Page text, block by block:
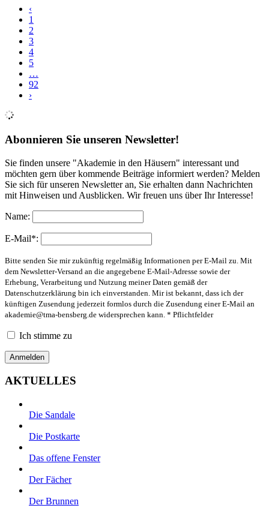
‹
1
2
3
4
5
…
92
›
Abonnieren Sie unseren Newsletter!
Sie finden unsere "Akademie in den Häusern" interessant und
möchten gern über kommende Beiträge informiert werden? Melden
Sie sich für unseren Newsletter an, Sie erhalten dann Nachrichten
mit Hinweisen und Ausblicken. Wir freuen uns über Ihr Interesse!
Name:
E-Mail*:
Bitte senden Sie mir zukünftig regelmäßig Informationen per E-Mail zu. Mit
dem Newsletter-Versand an die angegebene E-Mail-Adresse sowie der
Erhebung, Verarbeitung und Nutzung meiner Daten gemäß der
Datenschutzerklärung bin ich einverstanden. Mir ist bekannt, dass ich der
künftigen Zusendung jederzeit formlos durch die Zusendung einer E-Mail an
akademie@tma-bensberg.de widersprechen kann. * Pflichtfelder
Ich stimme zu
AKTUELLES
Die Sandale
Die Postkarte
Das offene Fenster
Der Fächer
Der Brunnen